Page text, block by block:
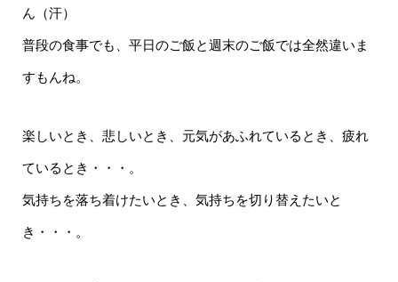
ん（汗）
普段の食事でも、平日のご飯と週末のご飯では全然違いま
すもんね。
楽しいとき、悲しいとき、元気があふれているとき、疲れ
ているとき・・・。
気持ちを落ち着けたいとき、気持ちを切り替えたいと
き・・・。